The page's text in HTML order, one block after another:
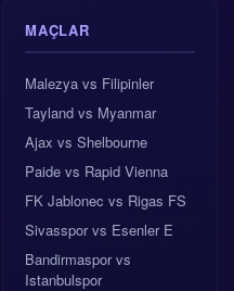
MAÇLAR
Malezya vs Filipinler
Tayland vs Myanmar
Ajax vs Shelbourne
Paide vs Rapid Vienna
FK Jablonec vs Rigas FS
Sivasspor vs Esenler E
Bandirmaspor vs
Istanbulspor